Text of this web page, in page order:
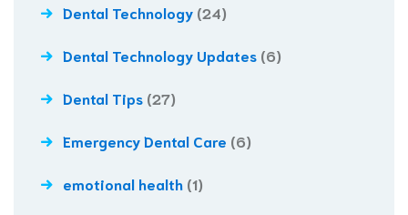
Dental Technology (24)
Dental Technology Updates (6)
Dental Tips (27)
Emergency Dental Care (6)
emotional health (1)